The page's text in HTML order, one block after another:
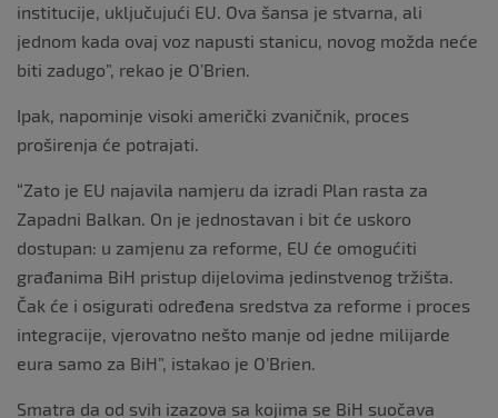
institucije, uključujući EU. Ova šansa je stvarna, ali
jednom kada ovaj voz napusti stanicu, novog možda neće
biti zadugo”, rekao je O’Brien.
Ipak, napominje visoki američki zvaničnik, proces
proširenja će potrajati.
“Zato je EU najavila namjeru da izradi Plan rasta za
Zapadni Balkan. On je jednostavan i bit će uskoro
dostupan: u zamjenu za reforme, EU će omogućiti
građanima BiH pristup dijelovima jedinstvenog tržišta.
Čak će i osigurati određena sredstva za reforme i proces
integracije, vjerovatno nešto manje od jedne milijarde
eura samo za BiH”, istakao je O’Brien.
Smatra da od svih izazova sa kojima se BiH suočava